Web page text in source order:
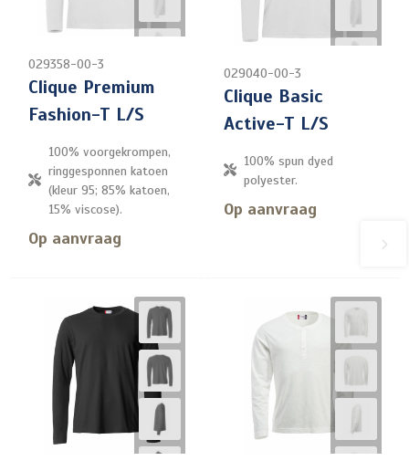
029358-00-3
Clique Premium
Fashion-T L/S
100% voorgekrompen,
ringgesponnen katoen
(kleur 95; 85% katoen,
15% viscose).
Op aanvraag
029040-00-3
Clique Basic
Active-T L/S
100% spun dyed
polyester.
Op aanvraag